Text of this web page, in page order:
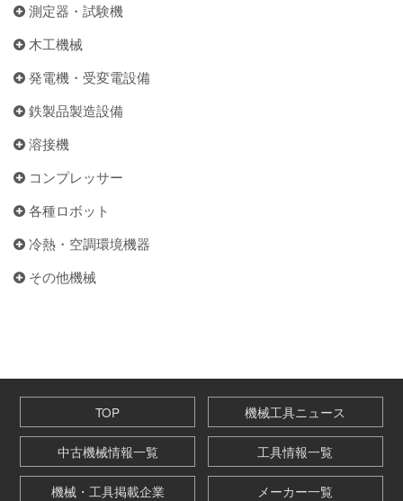
測定器・試験機
木工機械
発電機・受変電設備
鉄製品製造設備
溶接機
コンプレッサー
各種ロボット
冷熱・空調環境機器
その他機械
TOP 機械工具ニュース
中古機械情報一覧 工具情報一覧
機械・工具掲載企業 メーカー一覧